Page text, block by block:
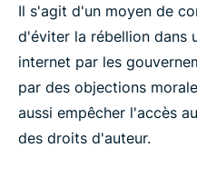
Il s'agit d'un moyen de
d'éviter la rébellion dans
internet par les
par des objections
aussi empêcher l'accès
des droits d'auteur.